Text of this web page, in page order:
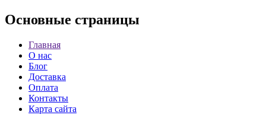
Основные страницы
Главная
О нас
Блог
Доставка
Оплата
Контакты
Карта сайта